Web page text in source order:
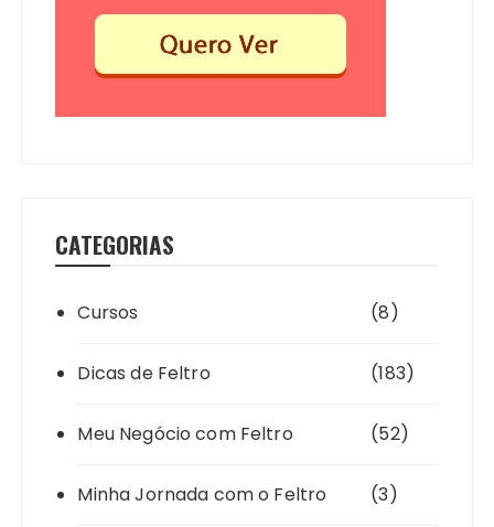
CATEGORIAS
Cursos (8)
Dicas de Feltro (183)
Meu Negócio com Feltro (52)
Minha Jornada com o Feltro (3)